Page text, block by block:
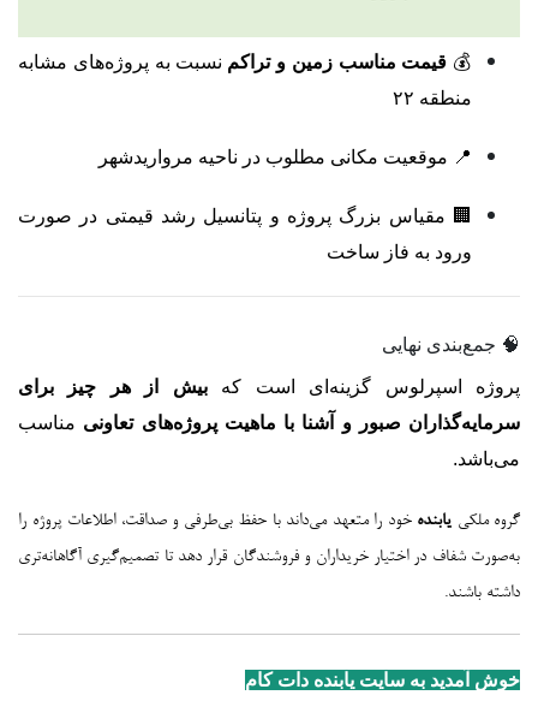
💰 قیمت مناسب زمین و تراکم نسبت به پروژه‌های مشابه
منطقه ۲۲
📍 موقعیت مکانی مطلوب در ناحیه مرواریدشهر
🏢 مقیاس بزرگ پروژه و پتانسیل رشد قیمتی در صورت
ورود به فاز ساخت
🧠 جمع‌بندی نهایی
پروژه اسپرلوس گزینه‌ای است کهبیش از هر چیز برای
سرمایه‌گذاران صبور و آشنا با ماهیت پروژه‌های تعاونی مناسب
می‌باشد.
گروه ملکی یابنده خود را متعهد می‌داند با حفظ بی‌طرفی و صداقت، اطلاعات پروژه را
به‌صورت شفاف در اختیار خریداران و فروشندگان قرار دهد تا تصمیم‌گیری آگاهانه‌تری
داشته باشند.
خوش آمدید به سایت یابنده دات کام